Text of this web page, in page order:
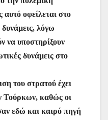
οφείλεται στο
λόγω
να υποστηρίξουν
δυνάμεις στο
του στρατού έχει
Τούρκων, καθώς οι
εδώ και καιρό πηγή